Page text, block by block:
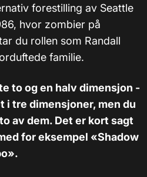
forestilling av Seattle
hvor zombier på
du rollen som Randall
familie.
to og en halv dimensjon -
i tre dimensjoner, men du
av dem. Det er kort sagt
for eksempel «Shadow